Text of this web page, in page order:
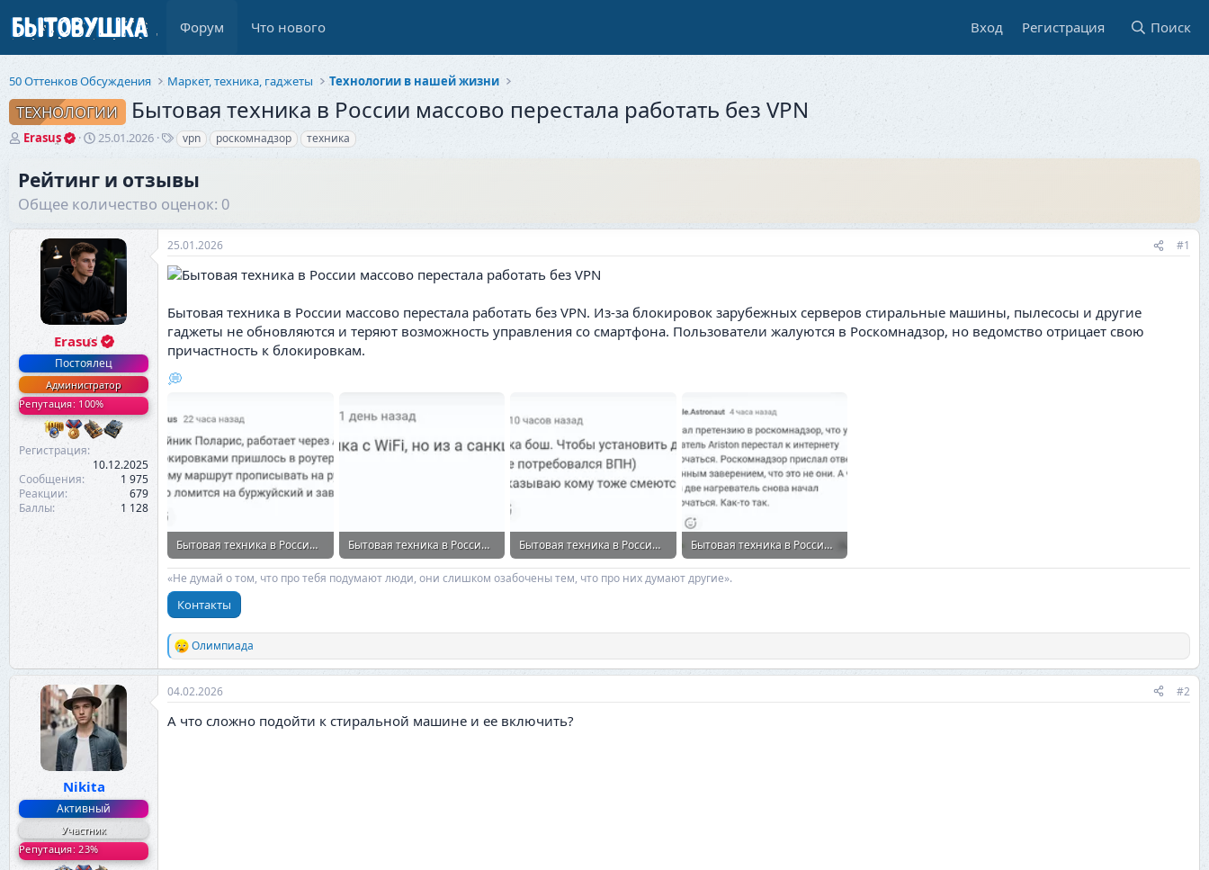
Форум Что нового Вход Регистрация Поиск
50 Оттенков Обсуждения Маркет, техника, гаджеты Технологии в нашей жизни
ТЕХНОЛОГИИ Бытовая техника в России массово перестала работать без VPN
А
о
р
е
Erasus
Д
н
ч
а
л
а
25.01.2026
Т
и
vpn роскомнадзор техника
Рейтинг и отзывы
Общее количество оценок: 0
Erasus
Постоялец
Администратор
Репутация: 100%
Регистрация
10.12.2025
Сообщения
1 975
Реакции
679
Баллы
1 128
25.01.2026 #1
Бытовая техника в России массово перестала работать без VPN. Из-за блокировок зарубежных серверов стиральные машины, пылесосы и другие
гаджеты не обновляются и теряют возможность управления со смартфона. Пользователи жалуются в Роскомнадзор, но ведомство отрицает свою
причастность к блокировкам.
💭
Бытовая техника в России массово перестала работать без VPN 4.webp
40,3 КБ · Просмотры: 30
Бытовая техника в России массово перестала работать без VPN....webp
19 КБ · Просмотры: 31
Бытовая техника в России массово перестала работать без VPN...webp
28,8 КБ · Просмотры: 35
Бытовая техника в России массово перестала работать без VPN..webp
51,1 КБ · Просмотры: 34
«Не думай о том, что про тебя подумают люди, они слишком озабочены тем, что про них думают другие».
Контакты
Р
е
а
к
и
Олимпиада
Nikita
Активный
Участник
Репутация: 23%
04.02.2026 #2
А что сложно подойти к стиральной машине и ее включить?